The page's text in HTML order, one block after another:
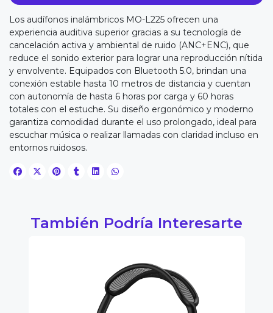
Los audífonos inalámbricos MO-L225 ofrecen una
experiencia auditiva superior gracias a su tecnología de
cancelación activa y ambiental de ruido (ANC+ENC), que
reduce el sonido exterior para lograr una reproducción nítida
y envolvente. Equipados con Bluetooth 5.0, brindan una
conexión estable hasta 10 metros de distancia y cuentan
con autonomía de hasta 6 horas por carga y 60 horas
totales con el estuche. Su diseño ergonómico y moderno
garantiza comodidad durante el uso prolongado, ideal para
escuchar música o realizar llamadas con claridad incluso en
entornos ruidosos.
También Podría Interesarte